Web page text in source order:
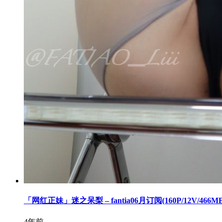
「网红正妹」迷之呆梨 – fantia06月订阅(160P/12V/